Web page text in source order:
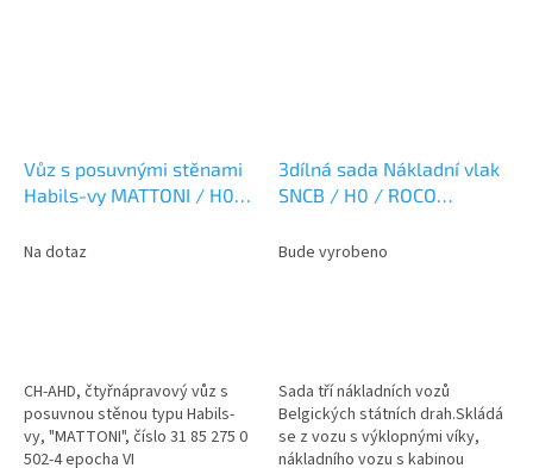
Vůz s posuvnými stěnami
Habils-vy MATTONI / H0 /
Na dotaz
CH-AHD, čtyřnápravový vůz s
posuvnou stěnou typu Habils-
vy, "MATTONI", číslo 31 85 275 0
502-4 epocha VI
3dílná sada Nákladní vlak
SNCB / H0 / ROCO
Bude vyrobeno
Sada tří nákladních vozů
Belgických státních drah.Skládá
se z vozu s výklopnými víky,
nákladního vozu s kabinou